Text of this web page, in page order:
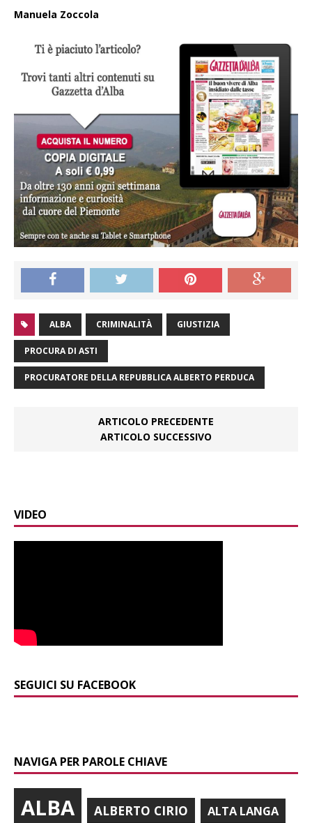
Manuela Zoccola
ALBA CRIMINALITÀ GIUSTIZIA
PROCURA DI ASTI
PROCURATORE DELLA REPUBBLICA ALBERTO PERDUCA
ARTICOLO PRECEDENTE
ARTICOLO SUCCESSIVO
VIDEO
SEGUICI SU FACEBOOK
NAVIGA PER PAROLE CHIAVE
ALBA ALBERTO CIRIO ALTA LANGA